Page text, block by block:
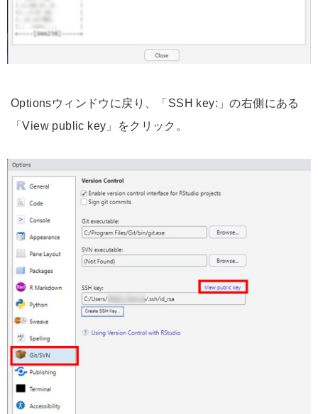
Optionsウィンドウに戻り、「SSH key:」の右側にある
「View public key」をクリック。